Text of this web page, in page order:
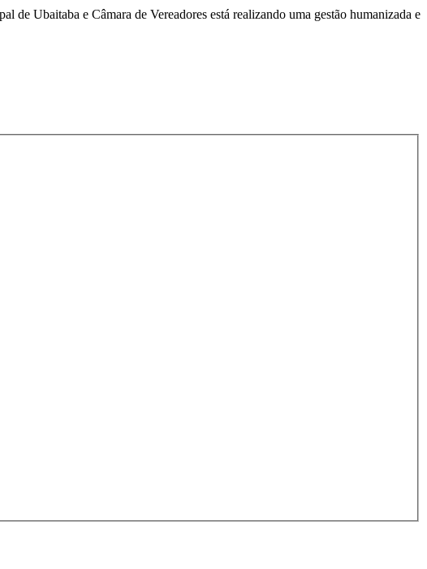
Ubaitaba e Câmara de Vereadores está realizando uma gestão humanizada e